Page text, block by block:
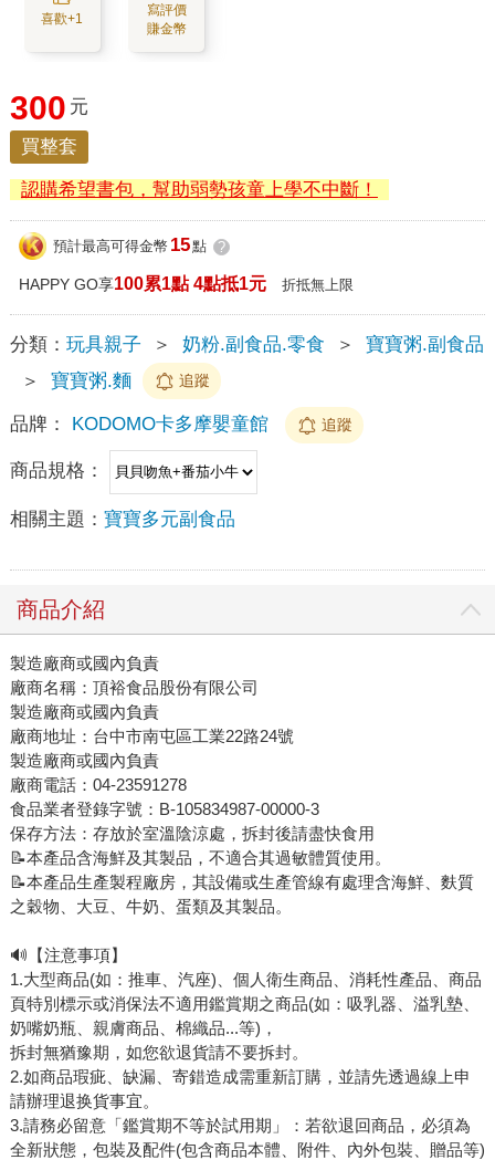
喜歡+1
寫評價
賺金幣
300 元
買整套
認購希望書包，幫助弱勢孩童上學不中斷！
預計最高可得金幣 15點 ?
HAPPY GO享100累1點 4點抵1元 折抵無上限
分類： 玩具親子 ＞ 奶粉.副食品.零食 ＞
寶寶粥.副食品
＞
寶寶粥.麵 追蹤
品牌： KODOMO卡多摩嬰童館 追蹤
商品規格：
相關主題： 寶寶多元副食品
商品介紹
製造廠商或國內負責
廠商名稱：頂裕食品股份有限公司
製造廠商或國內負責
廠商地址：台中市南屯區工業22路24號
製造廠商或國內負責
廠商電話：04-23591278
食品業者登錄字號：B-105834987-00000-3
保存方法：存放於室溫陰涼處，拆封後請盡快食用
📝本產品含海鮮及其製品，不適合其過敏體質使用。
📝本產品生產製程廠房，其設備或生產管線有處理含海鮮、麩質
之穀物、大豆、牛奶、蛋類及其製品。
🔊【注意事項】
1.大型商品(如：推車、汽座)、個人衛生商品、消耗性產品、商品
頁特別標示或消保法不適用鑑賞期之商品(如：吸乳器、溢乳墊、
奶嘴奶瓶、親膚商品、棉織品...等)，
拆封無猶豫期，如您欲退貨請不要拆封。
2.如商品瑕疵、缺漏、寄錯造成需重新訂購，並請先透過線上申
請辦理退换貨事宜。
3.請務必留意「鑑賞期不等於試用期」：若欲退回商品，必須為
全新狀態，包裝及配件(包含商品本體、附件、內外包裝、贈品等)